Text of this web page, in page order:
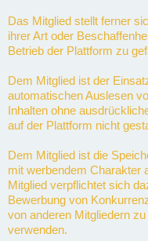
Das Mitglied stellt ferner
ihrer Art oder
Betrieb der Plattform zu
Dem Mitglied ist der
automatischen Auslesen
Inhalten ohne
auf der Plattform nicht
Dem Mitglied ist die
mit werbendem Charakter
Mitglied verpflichtet sich
Bewerbung von
von anderen Mitgliedern
verwenden.